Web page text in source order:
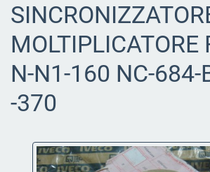
MOLTIPLICATORE
N-N1-160 NC-684-
-370